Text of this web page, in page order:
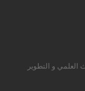
العلمي و التطوير